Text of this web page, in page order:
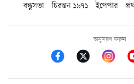
বন্ধুসভা
চিরন্তন ১৯৭১ ইপেপার
অনুসরণ করুন